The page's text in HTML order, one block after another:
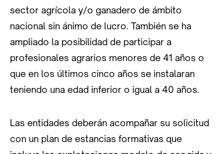
sector agrícola y/o ganadero de ámbito
nacional sin ánimo de lucro. También se ha
ampliado la posibilidad de participar a
profesionales agrarios menores de 41 años o
que en los últimos cinco años se instalaran
teniendo una edad inferior o igual a 40 años.
Las entidades deberán acompañar su solicitud
con un plan de estancias formativas que